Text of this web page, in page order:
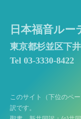
日本福音ルー
東京都杉並区下
Tel 03-3330-8422
このサイト（下位のペ
訳です。